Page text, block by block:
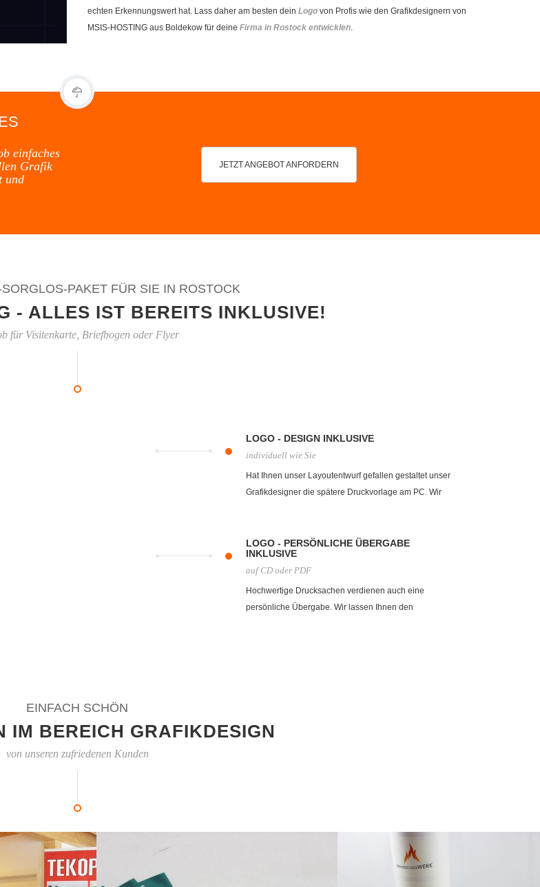
echten Erkennungswert hat. Lass daher am besten dein Logo von Profis wie den Grafikdesignern von
MSIS-HOSTING aus Boldekow für deine Firma in Rostock entwicklen
einfaches
Grafik
und
JETZT ANGEBOT ANFORDERN
PAKET FÜR SIE IN ROSTOCK
- ALLES IST BEREITS INKLUSIVE!
für Visitenkarte, Briefbogen oder Flyer
LOGO - DESIGN INKLUSIVE
individuell wie Sie
Hat Ihnen unser Layoutentwurf gefallen gestaltet unser
Grafikdesigner die spätere Druckvorlage am PC. Wir
LOGO - PERSÖNLICHE ÜBERGABE
INKLUSIVE
auf CD oder PDF
Hochwertige Drucksachen verdienen auch eine
persönliche Übergabe. Wir lassen Ihnen den
EINFACH SCHÖN
IM BEREICH GRAFIKDESIGN
von unseren zufriedenen Kunden